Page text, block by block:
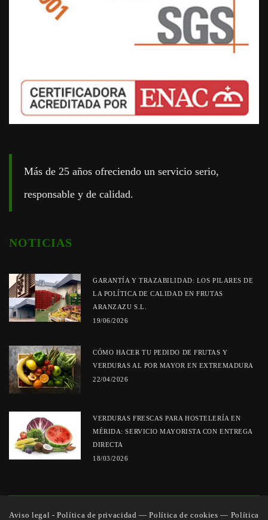
Más de 25 años ofreciendo un servicio serio,
responsable y de calidad.
NOTICIAS
GARANTÍA Y TRAZABILIDAD: LOS PILARES DE
LA POLÍTICA DE CALIDAD EN FRUTAS
ARANZAZU S.L.
19/06/2026
CÓMO HACER TU PEDIDO DE FRUTAS Y
VERDURAS AL POR MAYOR EN EXTREMADURA
22/04/2026
VERDURAS FRESCAS PARA HOSTELERÍA EN
MÉRIDA: SERVICIO MAYORISTA CON ENTREGA
DIRECTA
18/03/2026
Aviso legal - Política de privacidad —Política de cookies — Política